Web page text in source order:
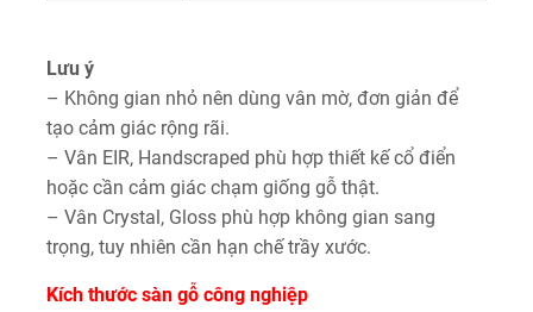
Lưu ý
– Không gian nhỏ nên dùng vân mờ, đơn giản để
tạo cảm giác rộng rãi.
– Vân EIR, Handscraped phù hợp thiết kế cổ điển
hoặc cần cảm giác chạm giống gỗ thật.
– Vân Crystal, Gloss phù hợp không gian sang
trọng, tuy nhiên cần hạn chế trầy xước.
Kích thước sàn gỗ công nghiệp